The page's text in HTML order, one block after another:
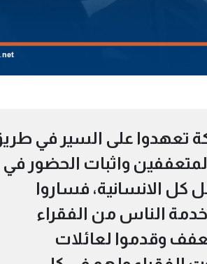
تعهدوا على السير في
واثبات الحضور في
كل الانسانية، فساروا
الناس من الفقراء
من تزويج (110) شاب متعفف وقدموا لعائلات